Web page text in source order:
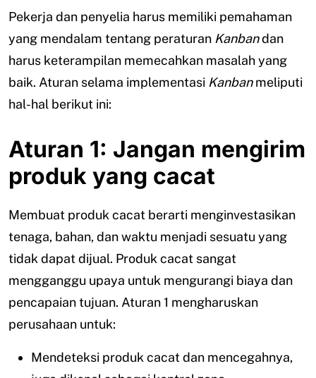
Pekerja dan penyelia harus memiliki pemahaman
yang mendalam tentang peraturan Kanbandan
harus keterampilan memecahkan masalah yang
baik. Aturan selama implementasi Kanbanmeliputi
hal-hal berikut ini:
Aturan 1: Jangan mengirim
produk yang cacat
Membuat produk cacat berarti menginvestasikan
tenaga, bahan, dan waktu menjadi sesuatu yang
tidak dapat dijual. Produk cacat sangat
mengganggu upaya untuk mengurangi biaya dan
pencapaian tujuan. Aturan 1 mengharuskan
perusahaan untuk:
Mendeteksi produk cacat dan mencegahnya,